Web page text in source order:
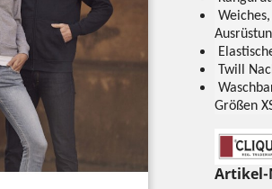
Twill
Größen
Artikel-